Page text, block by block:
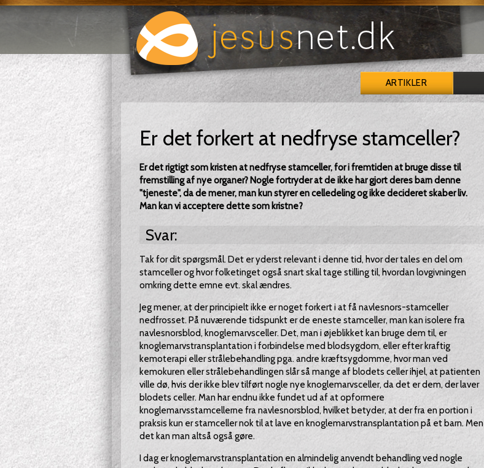
ARTIKLER
Er det forkert at nedfryse stamceller?
Er det rigtigt som kristen at nedfryse stamceller, for i fremtiden at bruge disse til
fremstilling af nye organer? Nogle fortryder at de ikke har gjort deres barn denne
"tjeneste", da de mener, man kun styrer en celledeling og ikke decideret skaber liv.
Man kan vi acceptere dette som kristne?
Svar:
Tak for dit spørgsmål. Det er yderst relevant i denne tid, hvor der tales en del om
stamceller og hvor folketinget også snart skal tage stilling til, hvordan lovgivningen
omkring dette emne evt. skal ændres.
Jeg mener, at der principielt ikke er noget forkert i at få navlesnors-stamceller
nedfrosset. På nuværende tidspunkt er de eneste stamceller, man kan isolere fra
navlesnorsblod, knoglemarvsceller. Det, man i øjeblikket kan bruge dem til, er
knoglemarvstransplantation i forbindelse med blodsygdom, eller efter kraftig
kemoterapi eller strålebehandling pga. andre kræftsygdomme, hvor man ved
kemokuren eller strålebehandlingen slår så mange af blodets celler ihjel, at patienten
ville dø, hvis der ikke blev tilført nogle nye knoglemarvsceller, da det er dem, der laver
blodets celler. Man har endnu ikke fundet ud af at opformere
knoglemarvsstamcellerne fra navlesnorsblod, hvilket betyder, at der fra en portion i
praksis kun er stamceller nok til at lave en knoglemarvstransplantation på et barn. Men
det kan man altså også gøre.
I dag er knoglemarvstransplantation en almindelig anvendt behandling ved nogle